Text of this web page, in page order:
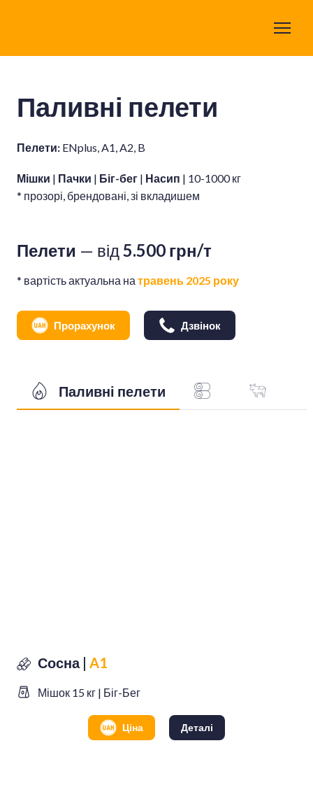
Паливні пелети
Пелети: ENplus, A1, A2, B
Мішки | Пачки | Біг-бег | Насип | 10-1000 кг
* прозорі, брендовані, зі вкладишем
Пелети — від5.500 грн/т
* вартість актуальна на травень 2025 року
Прорахунок Дзвінок
Паливні пелети
Сосна | A1
Мішок 15 кг | Біг-Бег
Ціна Деталі